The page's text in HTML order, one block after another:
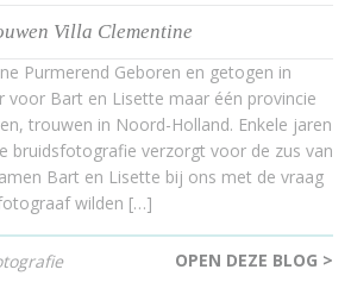
Villa Clementine
Purmerend Geboren en getogen in
voor Bart en Lisette maar één provincie
trouwen in Noord-Holland. Enkele jaren
bruidsfotografie verzorgt voor de zus van
Bart en Lisette bij ons met de vraag
wilden […]
OPEN DEZE BLOG >